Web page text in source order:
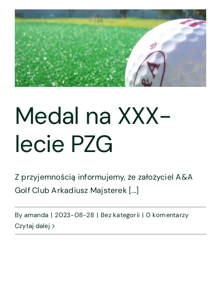
Medal na XXX-
lecie PZG
Z przyjemnością informujemy, że założyciel A&A
Golf Club Arkadiusz Majsterek [...]
By amanda | 2023-08-28 | Bez kategorii | 0 komentarzy
Czytaj dalej